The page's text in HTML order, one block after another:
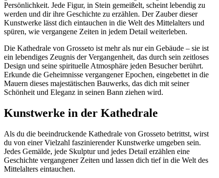
Persönlichkeit. Jede Figur, in Stein gemeißelt, scheint lebendig zu
werden und dir ihre Geschichte zu erzählen. Der Zauber dieser
Kunstwerke lässt dich eintauchen in die Welt des Mittelalters und
spüren, wie vergangene Zeiten in jedem Detail weiterleben.
Die Kathedrale von Grosseto ist mehr als nur ein Gebäude – sie ist
ein lebendiges Zeugnis der Vergangenheit, das durch sein zeitloses
Design und seine spirituelle Atmosphäre jeden Besucher berührt.
Erkunde die Geheimnisse vergangener Epochen, eingebettet in die
Mauern dieses majestätischen Bauwerks, das dich mit seiner
Schönheit und Eleganz in seinen Bann ziehen wird.
Kunstwerke in der Kathedrale
Als du die beeindruckende Kathedrale von Grosseto betrittst, wirst
du von einer Vielzahl faszinierender Kunstwerke umgeben sein.
Jedes Gemälde, jede Skulptur und jedes Detail erzählen eine
Geschichte vergangener Zeiten und lassen dich tief in die Welt des
Mittelalters eintauchen.